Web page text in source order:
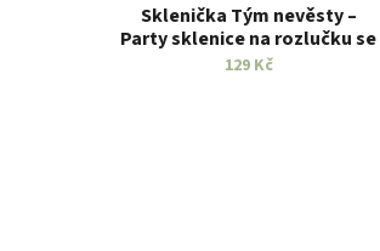
Sklenička Tým nevěsty –
Party sklenice na rozlučku se
svobodou
129 Kč